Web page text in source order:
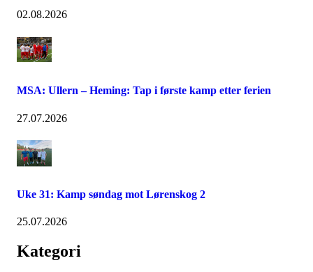
02.08.2026
MSA: Ullern – Heming: Tap i første kamp etter ferien
27.07.2026
Uke 31: Kamp søndag mot Lørenskog 2
25.07.2026
Kategori